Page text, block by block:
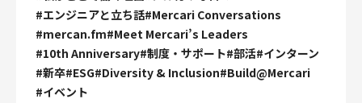
#エンジニアと立ち話#Mercari Conversations
#mercan.fm#Meet Mercari’s Leaders
#10th Anniversary#制度・サポート#部活#インターン
#新卒#ESG#Diversity & Inclusion#Build@Mercari
#イベント